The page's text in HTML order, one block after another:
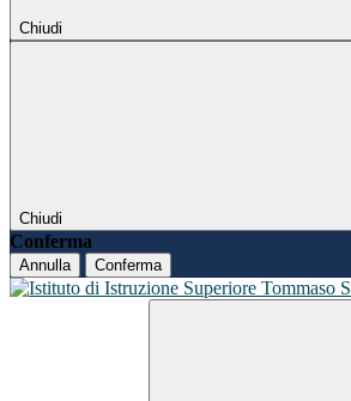
Chiudi
Chiudi
Conferma
Annulla Conferma